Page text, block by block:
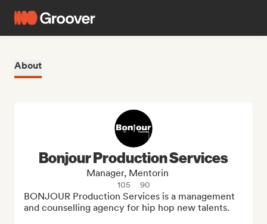
About
Bonjour Production Services
Manager, Mentorin
105 90
BONJOUR Production Services is a management
and counselling agency for hip hop new talents.